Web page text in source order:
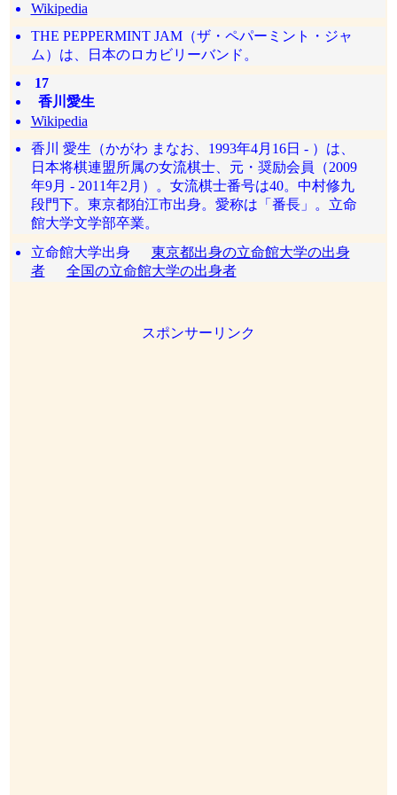
Wikipedia
THE PEPPERMINT JAM（ザ・ペパーミント・ジャ
ム）は、日本のロカビリーバンド。
17
香川愛生
Wikipedia
香川 愛生（かがわ まなお、1993年4月16日 - ）は、
日本将棋連盟所属の女流棋士、元・奨励会員（2009
年9月 - 2011年2月）。女流棋士番号は40。中村修九
段門下。東京都狛江市出身。愛称は「番長」。立命
館大学文学部卒業。
立命館大学出身 東京都出身の立命館大学の出身
者
全国の立命館大学の出身者
スポンサーリンク